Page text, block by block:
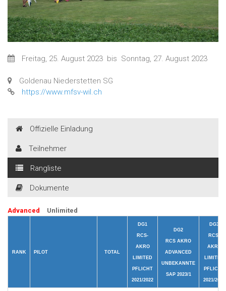
Freitag, 25. August 2023 bis Sonntag, 27. August 2023
Goldenau Niederstetten SG
https://www.mfsv-wil.ch
Offizielle Einladung
Teilnehmer
Rangliste
Dokumente
Advanced Unlimited
RANK PILOT TOTAL
DG1
RCS-
AKRO
LIMITED
PFLICHT
2021/2022
DG2
RCS AKRO
ADVANCED
UNBEKANNTE
SAP 2023/1
DG3
RCS-
AKRO
LIMITED
PFLICHT
2021/2022